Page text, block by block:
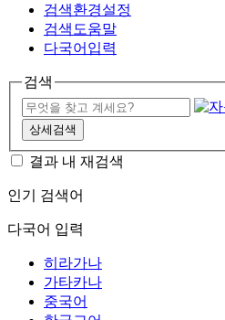
검색환경설정
검색도움말
다국어입력
검색
상세검색
결과 내 재검색
인기 검색어
다국어 입력
히라가나
가타카나
중국어